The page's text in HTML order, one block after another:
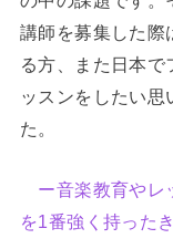
講師を募集した際
る方、また日本で
ッスンをしたい思
た。
ー音楽教育やレ
を1番強く持った